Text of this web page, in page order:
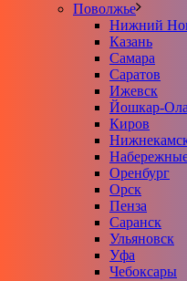
Поволжье
Нижний
Казань
Самара
Саратов
Ижевск
Йошкар-Ола
Киров
Оренбург
Орск
Пенза
Саранск
Ульяновск
Уфа
Чебоксары